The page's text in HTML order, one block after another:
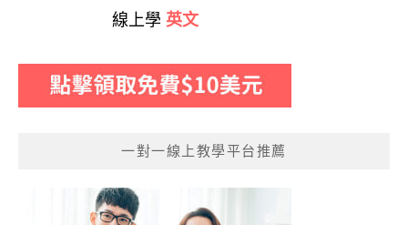
線上學 英文
一對一線上教學平台推薦